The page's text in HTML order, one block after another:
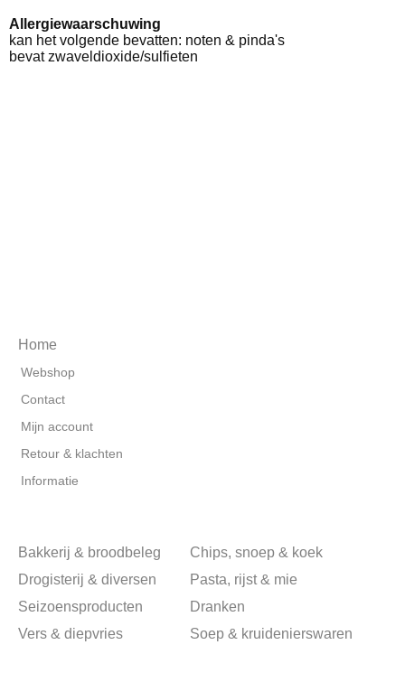
Allergiewaarschuwing
kan het volgende bevatten: noten & pinda's
bevat zwaveldioxide/sulfieten
Home
Webshop
Contact
Mijn account
Retour & klachten
Informatie
Bakkerij & broodbeleg
Chips, snoep & koek
Drogisterij & diversen
Pasta, rijst & mie
Seizoensproducten
Dranken
Vers & diepvries
Soep & kruidenierswaren